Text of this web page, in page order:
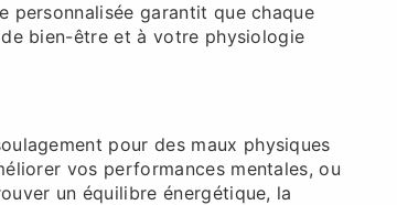
personnalisée garantit que chaque
bien-être et à votre physiologie
pour des maux physiques
vos performances mentales, ou
un équilibre énergétique, la